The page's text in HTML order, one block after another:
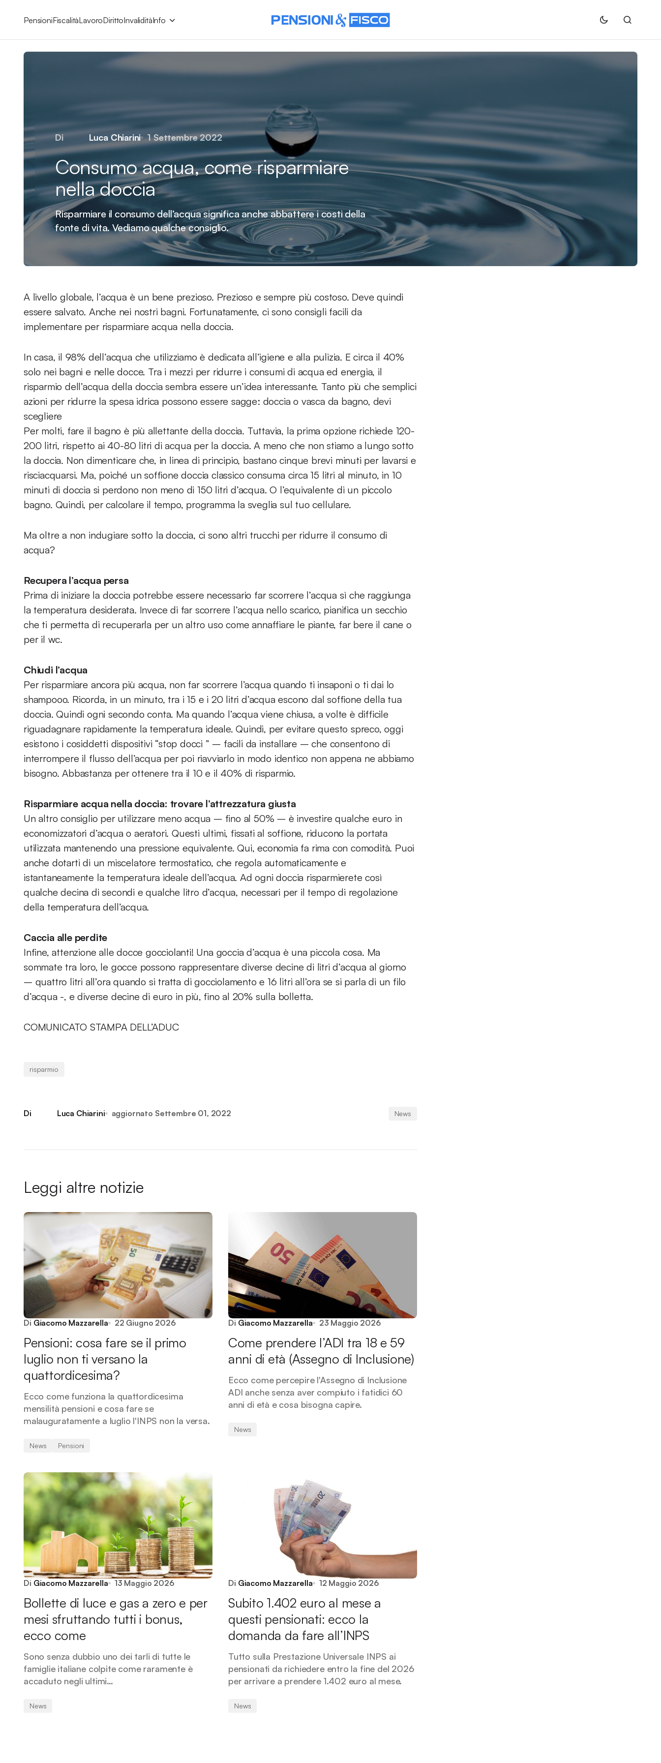
PensioniFiscalitàLavoroDirittoInvaliditàInfo
Di Luca Chiarini 1 Settembre 2022
Consumo acqua, come risparmiare
nella doccia
Risparmiare il consumo dell’acqua significa anche abbattere i costi della
fonte di vita. Vediamo qualche consiglio.
A livello globale, l’acqua è un bene prezioso. Prezioso e sempre più costoso. Deve quindi
essere salvato. Anche nei nostri bagni. Fortunatamente, ci sono consigli facili da
implementare per risparmiare acqua nella doccia.
In casa, il 98% dell’acqua che utilizziamo è dedicata all’igiene e alla pulizia. E circa il 40%
solo nei bagni e nelle docce. Tra i mezzi per ridurre i consumi di acqua ed energia, il
risparmio dell’acqua della doccia sembra essere un’idea interessante. Tanto più che semplici
azioni per ridurre la spesa idrica possono essere sagge: doccia o vasca da bagno, devi
scegliere
Per molti, fare il bagno è più allettante della doccia. Tuttavia, la prima opzione richiede 120-
200 litri, rispetto ai 40-80 litri di acqua per la doccia. A meno che non stiamo a lungo sotto
la doccia. Non dimenticare che, in linea di principio, bastano cinque brevi minuti per lavarsi e
risciacquarsi. Ma, poiché un soffione doccia classico consuma circa 15 litri al minuto, in 10
minuti di doccia si perdono non meno di 150 litri d’acqua. O l’equivalente di un piccolo
bagno. Quindi, per calcolare il tempo, programma la sveglia sul tuo cellulare.
Ma oltre a non indugiare sotto la doccia, ci sono altri trucchi per ridurre il consumo di
acqua?
Recupera l’acqua persa
Prima di iniziare la doccia potrebbe essere necessario far scorrere l’acqua sì che raggiunga
la temperatura desiderata. Invece di far scorrere l’acqua nello scarico, pianifica un secchio
che ti permetta di recuperarla per un altro uso come annaffiare le piante, far bere il cane o
per il wc.
Chiudi l’acqua
Per risparmiare ancora più acqua, non far scorrere l’acqua quando ti insaponi o ti dai lo
shampooo. Ricorda, in un minuto, tra i 15 e i 20 litri d’acqua escono dal soffione della tua
doccia. Quindi ogni secondo conta. Ma quando l’acqua viene chiusa, a volte è difficile
riguadagnare rapidamente la temperatura ideale. Quindi, per evitare questo spreco, oggi
esistono i cosiddetti dispositivi “stop docci ” – facili da installare – che consentono di
interrompere il flusso dell’acqua per poi riavviarlo in modo identico non appena ne abbiamo
bisogno. Abbastanza per ottenere tra il 10 e il 40% di risparmio.
Risparmiare acqua nella doccia: trovare l’attrezzatura giusta
Un altro consiglio per utilizzare meno acqua – fino al 50% – è investire qualche euro in
economizzatori d’acqua o aeratori. Questi ultimi, fissati al soffione, riducono la portata
utilizzata mantenendo una pressione equivalente. Qui, economia fa rima con comodità. Puoi
anche dotarti di un miscelatore termostatico, che regola automaticamente e
istantaneamente la temperatura ideale dell’acqua. Ad ogni doccia risparmierete così
qualche decina di secondi e qualche litro d’acqua, necessari per il tempo di regolazione
della temperatura dell’acqua.
Caccia alle perdite
Infine, attenzione alle docce gocciolanti! Una goccia d’acqua è una piccola cosa. Ma
sommate tra loro, le gocce possono rappresentare diverse decine di litri d’acqua al giorno
– quattro litri all’ora quando si tratta di gocciolamento e 16 litri all’ora se si parla di un filo
d’acqua -, e diverse decine di euro in più, fino al 20% sulla bolletta.
COMUNICATO STAMPA DELL’ADUC
risparmio
Di Luca Chiarini aggiornato Settembre 01, 2022 News
Leggi altre notizie
Di Giacomo Mazzarella 22 Giugno 2026
Pensioni: cosa fare se il primo
luglio non ti versano la
quattordicesima?
Ecco come funziona la quattordicesima
mensilità pensioni e cosa fare se
malauguratamente a luglio l'INPS non la versa.
News Pensioni
Di Giacomo Mazzarella 23 Maggio 2026
Come prendere l’ADI tra 18 e 59
anni di età (Assegno di Inclusione)
Ecco come percepire l'Assegno di Inclusione
ADI anche senza aver compiuto i fatidici 60
anni di età e cosa bisogna capire.
News
Di Giacomo Mazzarella 13 Maggio 2026
Bollette di luce e gas a zero e per
mesi sfruttando tutti i bonus,
ecco come
Sono senza dubbio uno dei tarli di tutte le
famiglie italiane colpite come raramente è
accaduto negli ultimi…
News
Di Giacomo Mazzarella 12 Maggio 2026
Subito 1.402 euro al mese a
questi pensionati: ecco la
domanda da fare all’INPS
Tutto sulla Prestazione Universale INPS ai
pensionati da richiedere entro la fine del 2026
per arrivare a prendere 1.402 euro al mese.
News